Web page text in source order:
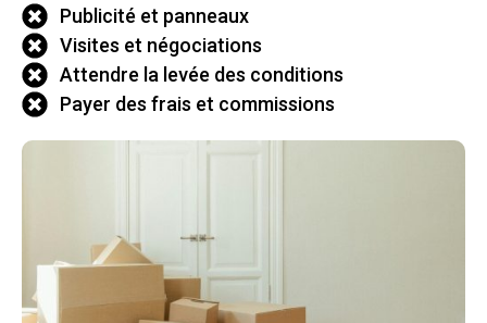
Publicité et panneaux
Visites et négociations
Attendre la levée des conditions
Payer des frais et commissions